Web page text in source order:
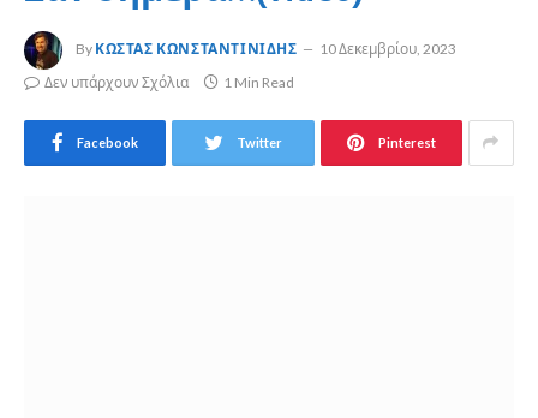
By ΚΏΣΤΑΣ ΚΩΝΣΤΑΝΤΙΝΊΔΗΣ
10 Δεκεμβρίου, 2023
Δεν υπάρχουν Σχόλια
1 Min Read
Facebook Twitter Pinterest